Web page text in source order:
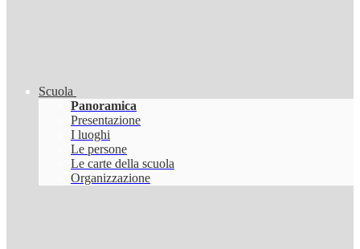
Scuola
Panoramica
Presentazione
I luoghi
Le persone
Le carte della scuola
Organizzazione